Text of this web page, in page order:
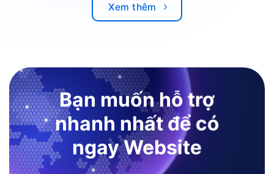
Xem thêm
Bạn muốn hỗ trợ
nhanh nhất để có
ngay Website